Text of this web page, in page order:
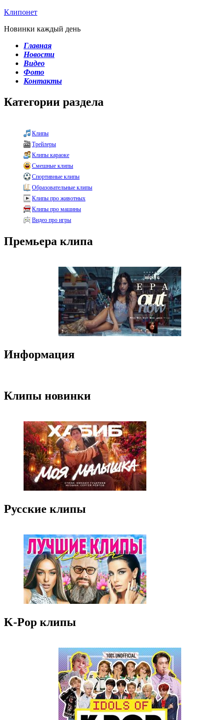
Клипонет
Новинки каждый день
Главная
Новости
Видео
Фото
Контакты
Категории раздела
Клипы
Трейлеры
Клипы караоке
Смешные клипы
Спортивные клипы
Образовательные клипы
Клипы про животных
Клипы про машины
Видео про игры
Премьера клипа
Информация
Клипы новинки
Русские клипы
K-Pop клипы